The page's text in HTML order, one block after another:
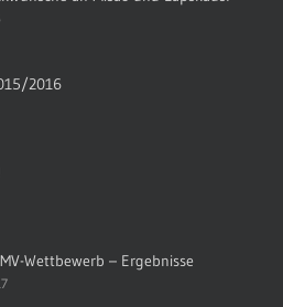
2016
Wettbewerb – Ergebnisse